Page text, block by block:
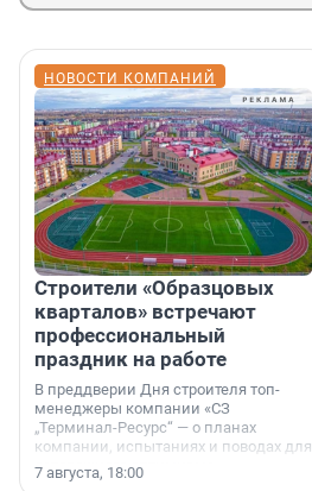
НОВОСТИ КОМПАНИЙ
Строители «Образцовых
кварталов» встречают
профессиональный
праздник на работе
В преддверии Дня строителя топ-
менеджеры компании «СЗ
„Терминал-Ресурс“ — о планах
компании, испытаниях и поводах для
осторожного оптимизма.
7 августа, 18:00